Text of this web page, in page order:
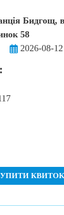
Бидгощ,
58
2026-08-12
КВИТОК